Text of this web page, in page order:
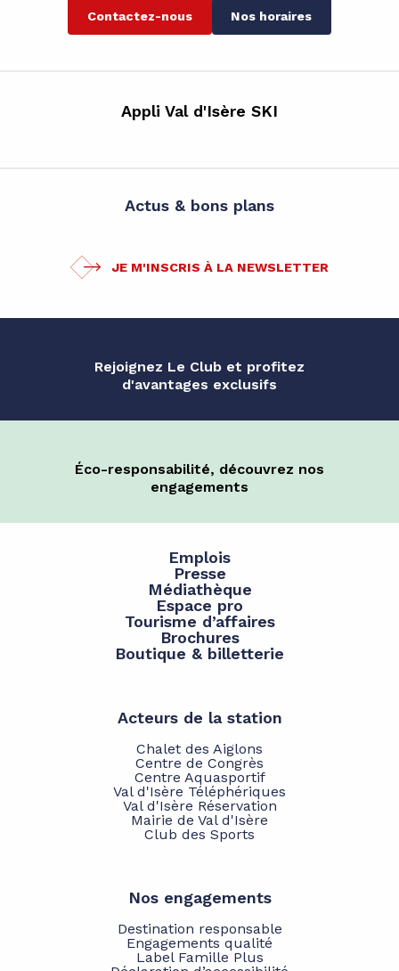
Contactez-nous Nos horaires
Appli Val d'Isère SKI
Actus & bons plans
JE M'INSCRIS À LA NEWSLETTER
Rejoignez Le Club et profitez
d'avantages exclusifs
Éco-responsabilité, découvrez nos
engagements
Emplois
Presse
Médiathèque
Espace pro
Tourisme d’affaires
Brochures
Boutique & billetterie
Acteurs de la station
Chalet des Aiglons
Centre de Congrès
Centre Aquasportif
Val d'Isère Téléphériques
Val d'Isère Réservation
Mairie de Val d'Isère
Club des Sports
Nos engagements
Destination responsable
Engagements qualité
Label Famille Plus